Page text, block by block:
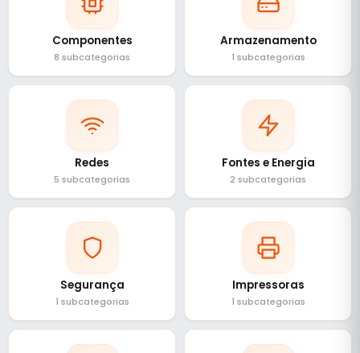
Componentes
8 subcategorias
Armazenamento
1 subcategorias
Redes
5 subcategorias
Fontes e Energia
2 subcategorias
Segurança
1 subcategorias
Impressoras
1 subcategorias